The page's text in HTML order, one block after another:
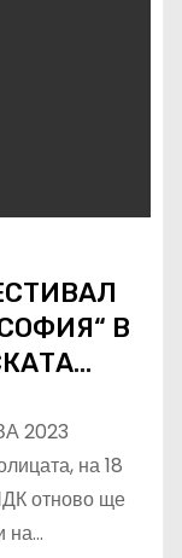
В
2023
на 18
отново ще
на…